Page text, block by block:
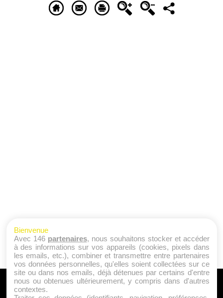
A PROPOS
Bienvenue
Avec 146 partenaires, nous souhaitons stocker et accéder
à des informations sur vos appareils (cookies, pixels dans
les emails, etc.), combiner et transmettre entre partenaires
vos données personnelles, qu'elles soient collectées sur ce
site ou dans nos emails, déjà détenues par certains d'entre
nous ou obtenues ultérieurement, y compris dans d'autres
contextes.